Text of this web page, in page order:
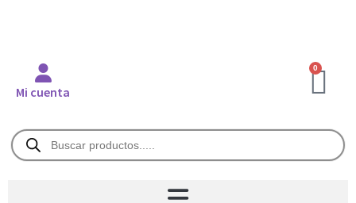
Mi cuenta
0